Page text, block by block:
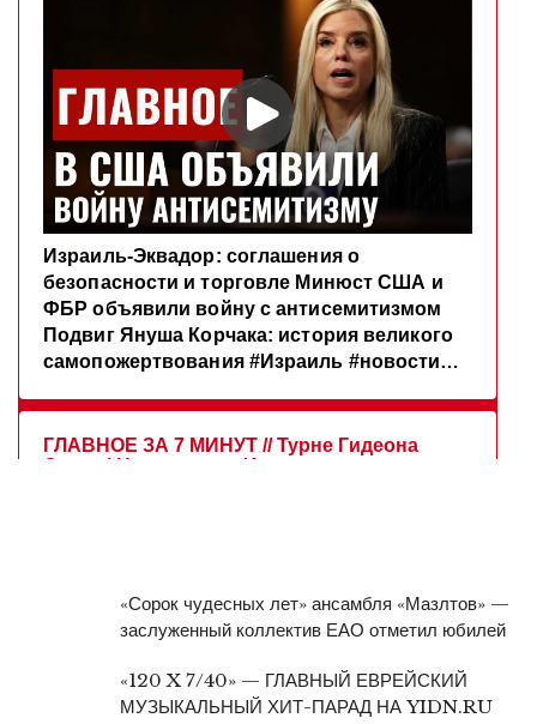
«Сорок чудесных лет» ансамбля «Мазлтов» —
заслуженный коллектив ЕАО отметил юбилей
«120 X 7/40» — ГЛАВНЫЙ ЕВРЕЙСКИЙ
МУЗЫКАЛЬНЫЙ ХИТ-ПАРАД НА YIDN.RU